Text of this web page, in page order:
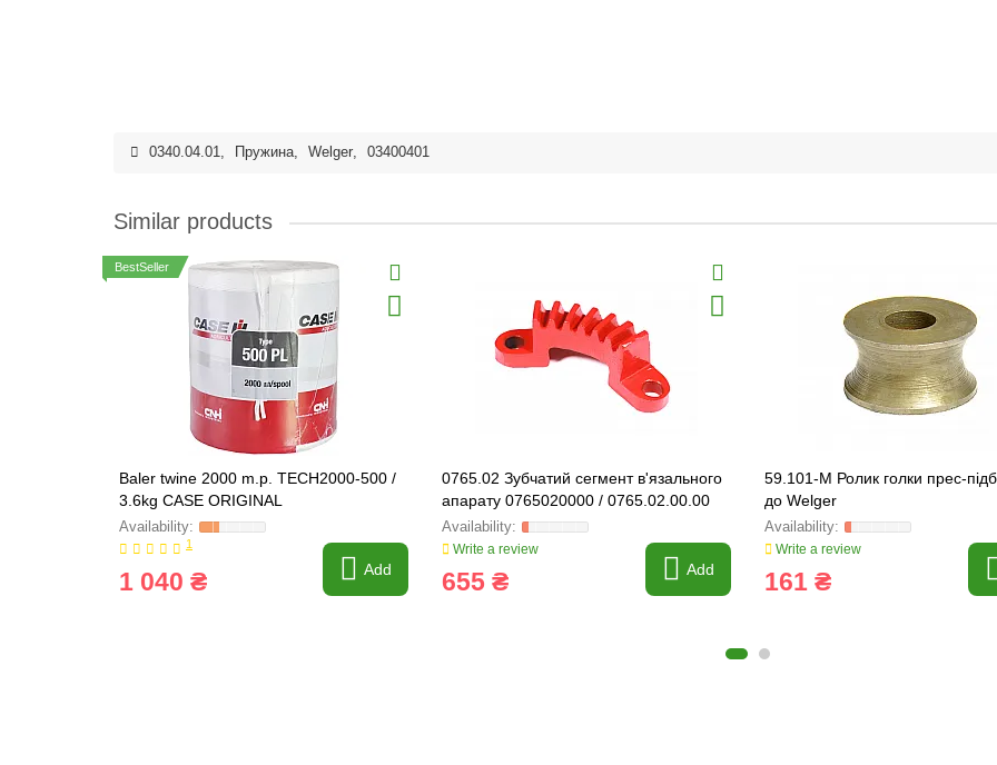
0340.04.01, Пружина, Welger, 03400401
Similar products
BestSeller
Baler twine 2000 m.p. TECH2000-500 /
3.6kg CASE ORIGINAL
1
1 040 ₴ Add
0765.02 Зубчатий сегмент в'язального
апарату 0765020000 / 0765.02.00.00
FARMING Line
Write a review
655 ₴ Add
59.101-М Ролик голки прес-
до Welger
Write a review
161 ₴